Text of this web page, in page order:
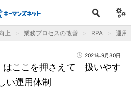
上 業務プロセスの改善 RPA 運用
2021年9月30日
はここを押さえて 扱いやす
い運用体制